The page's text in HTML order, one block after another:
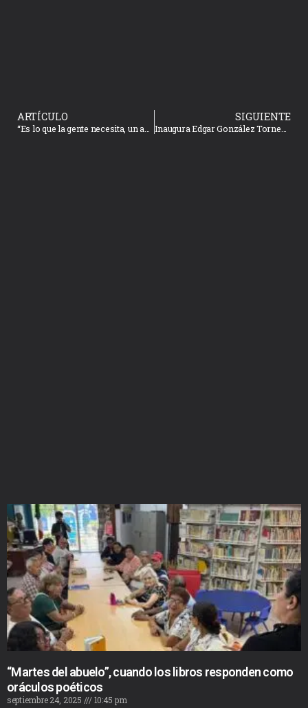
ARTÍCULO SIGUIENTE
“Martes del abuelo”, cuando los libros responden como
oráculos poéticos
septiembre 24, 2025
10:45 pm